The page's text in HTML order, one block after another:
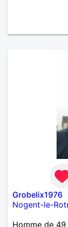
Grobelix1976
Nogent-le-
Homme de